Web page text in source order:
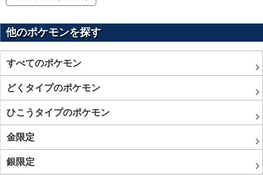
他のポケモンを探す
すべてのポケモン
どくタイプのポケモン
ひこうタイプのポケモン
金限定
銀限定